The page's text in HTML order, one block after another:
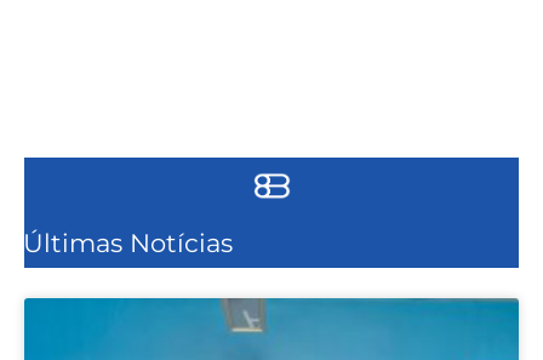
Últimas Notícias